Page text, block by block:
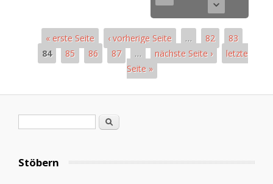
« erste Seite ‹ vorherige Seite … 82
83
84
85 86 87 … nächste Seite ›
letzte
Seite »
Suche
Stöbern